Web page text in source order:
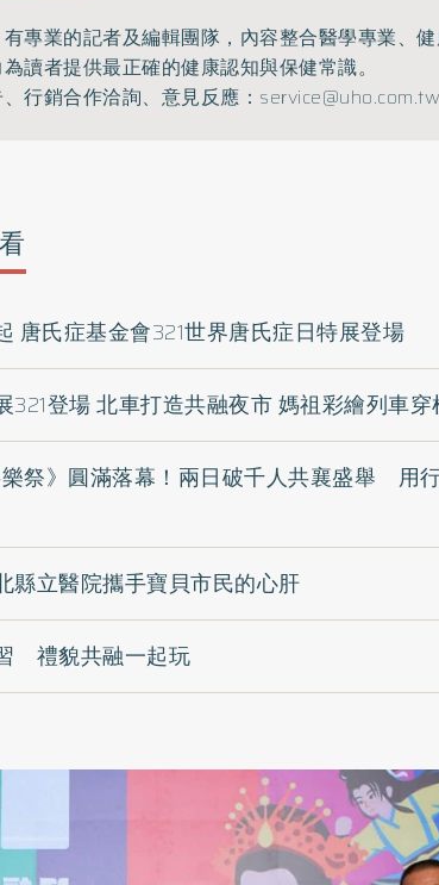
專業的記者及編輯團隊，內容整合醫學專業、
讀者提供最正確的健康認知與保健常識。
行銷合作洽詢、意見反應： service@uho.com.tw
唐氏症基金會321世界唐氏症日特展登場
321登場 北車打造共融夜市 媽祖彩繪列車
祭》圓滿落幕！兩日破千人共襄盛舉 用
縣立醫院攜手寶貝市民的心肝
禮貌共融一起玩